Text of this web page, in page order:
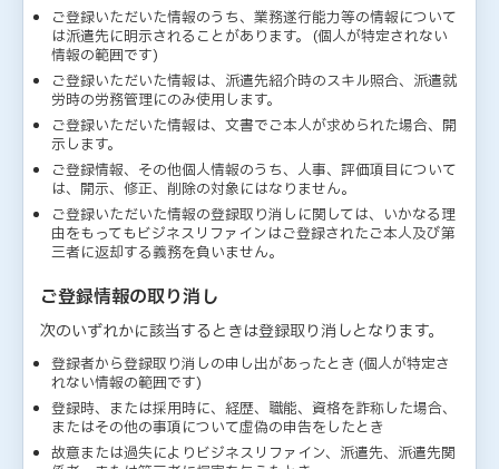
ご登録いただいた情報のうち、業務遂行能力等の情報について
は派遣先に明示されることがあります。 (個人が特定されない
情報の範囲です)
ご登録いただいた情報は、派遣先紹介時のスキル照合、派遣就
労時の労務管理にのみ使用します。
ご登録いただいた情報は、文書でご本人が求められた場合、開
示します。
ご登録情報、その他個人情報のうち、人事、評価項目について
は、開示、修正、削除の対象にはなりません。
ご登録いただいた情報の登録取り消しに関しては、いかなる理
由をもってもビジネスリファインはご登録されたご本人及び第
三者に返却する義務を負いません。
ご登録情報の取り消し
次のいずれかに該当するときは登録取り消しとなります。
登録者から登録取り消しの申し出があったとき (個人が特定さ
れない情報の範囲です)
登録時、または採用時に、経歴、職能、資格を詐称した場合、
またはその他の事項について虚偽の申告をしたとき
故意または過失によりビジネスリファイン、派遣先、派遣先関